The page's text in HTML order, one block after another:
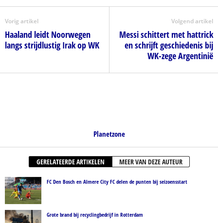
Vorig artikel
Haaland leidt Noorwegen
langs strijdlustig Irak op WK
Volgend artikel
Messi schittert met hattrick
en schrijft geschiedenis bij
WK-zege Argentinië
Planetzone
GERELATEERDE ARTIKELEN MEER VAN DEZE AUTEUR
FC Den Bosch en Almere City FC delen de punten bij seizoensstart
Grote brand bij recyclingbedrijf in Rotterdam